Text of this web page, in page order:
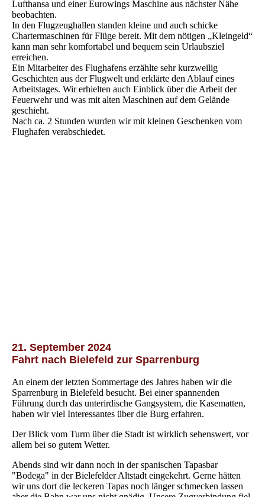
Lufthansa und einer Eurowings Maschine aus nächster Nähe
beobachten.
In den Flugzeughallen standen kleine und auch schicke
Chartermaschinen für Flüge bereit. Mit dem nötigen „Kleingeld“
kann man sehr komfortabel und bequem sein Urlaubsziel
erreichen.
Ein Mitarbeiter des Flughafens erzählte sehr kurzweilig
Geschichten aus der Flugwelt und erklärte den Ablauf eines
Arbeitstages. Wir erhielten auch Einblick über die Arbeit der
Feuerwehr und was mit alten Maschinen auf dem Gelände
geschieht.
Nach ca. 2 Stunden wurden wir mit kleinen Geschenken vom
Flughafen verabschiedet.
21. September 2024
Fahrt nach Bielefeld zur Sparrenburg
An einem der letzten Sommertage des Jahres haben wir die
Sparrenburg in Bielefeld besucht. Bei einer spannenden
Führung durch das unterirdische Gangsystem, die Kasematten,
haben wir viel Interessantes über die Burg erfahren.
Der Blick vom Turm über die Stadt ist wirklich sehenswert, vor
allem bei so gutem Wetter.
Abends sind wir dann noch in der spanischen Tapasbar
"Bodega" in der Bielefelder Altstadt eingekehrt. Gerne hätten
wir uns dort die leckeren Tapas noch länger schmecken lassen